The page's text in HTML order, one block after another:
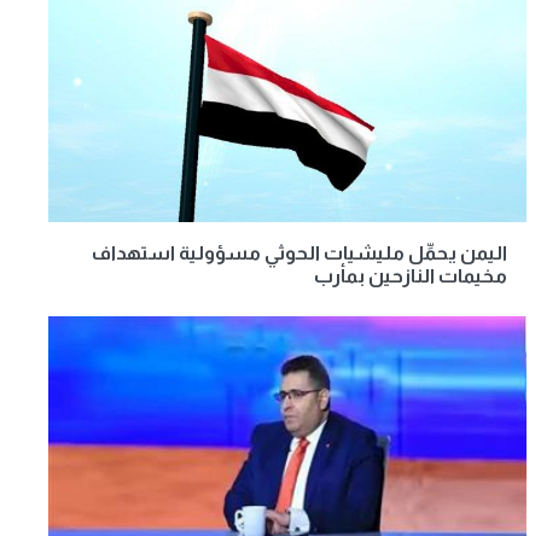
اليمن يحمِّل مليشيات الحوثي مسؤولية استهداف
مخيمات النازحين بمأرب